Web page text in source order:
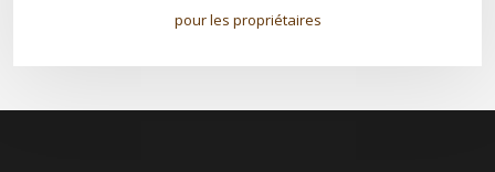
pour les propriétaires